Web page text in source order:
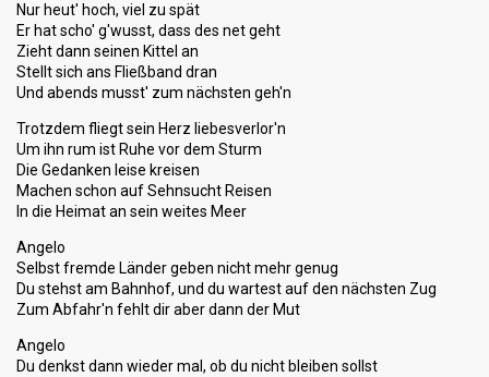
Nur heut' hoch, viel zu spät
Er hat scho' g'wusst, dass des net geht
Zieht dann seinen Kittel an
Stellt sich ans Fließband dran
Und abends musst' zum nächsten geh'n
Trotzdem fliegt sein Herz liebesverlor'n
Um ihn rum ist Ruhe vor dem Sturm
Die Gedanken leise kreisen
Machen schon auf Sehnsucht Reisen
In die Heimat an sein weites Meer
Angelo
Selbst fremde Länder geben nicht mehr genug
Du stehst am Bahnhof, und du wartest auf den nächsten Zug
Zum Abfahr'n fehlt dir aber dann der Mut
Angelo
Du denkst dann wieder mal, ob du nicht bleiben sollst